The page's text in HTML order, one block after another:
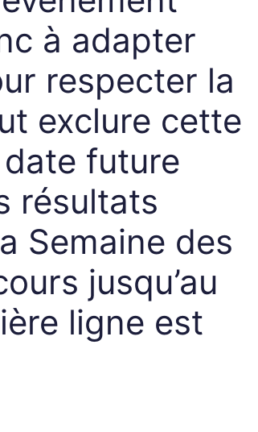
à adapter
respecter la
exclure cette
future
résultats
Semaine des
jusqu’au
ligne est